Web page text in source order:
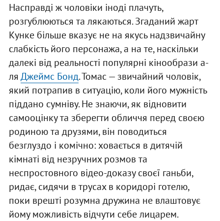
Насправді ж чоловіки іноді плачуть,
розгублюються та лякаються. Згаданий жарт
Кунке більше вказує не на якусь надзвичайну
слабкість його персонажа, а на те, наскільки
далекі від реальності популярні кінообрази а-
ляДжеймс Бонд. Томас — звичайний чоловік,
який потрапив в ситуацію, коли його мужність
піддано сумніву. Не знаючи, як відновити
самооцінку та зберегти обличчя перед своєю
родиною та друзями, він поводиться
безглуздо і комічно: ховається в дитячій
кімнаті від незручних розмов та
неспростовного відео-доказу своєї ганьби,
ридає, сидячи в трусах в коридорі готелю,
поки врешті розумна дружина не влаштовує
йому можливість відчути себе лицарем.